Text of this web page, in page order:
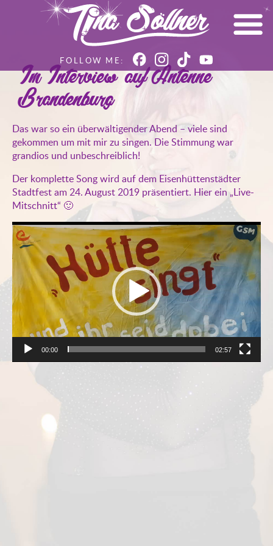
Im Interview auf Antenne
Brandenburg
Das war so ein überwältigender Abend – viele sind
gekommen um mit mir zu singen. Die Stimmung war
grandios und unbeschreiblich!
Der komplette Song wird auf dem Eisenhüttenstädter
Stadtfest am 24. August 2019 präsentiert. Hier ein „Live-
Mitschnitt“ 🙂
Video-
Player
00:00 02:57